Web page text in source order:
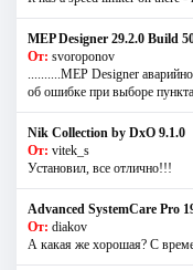
MEP Designer 29.2.0 Build
От: svoroponov
..........MEP Designer
об ошибке при выборе
Nik Collection by DxO 9.1.0
От: vitek_s
Установил, все отлично!!!
Advanced SystemCare Pro
От: diakov
А какая же хорошая? С